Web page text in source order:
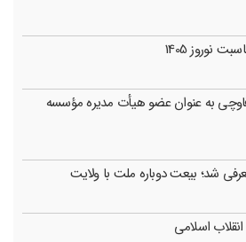
نوروز 1405
به عنوان عضو هیأت مدیره مؤسسه
شد؛ بیعت دوباره ملت با ولایت
اسلامی